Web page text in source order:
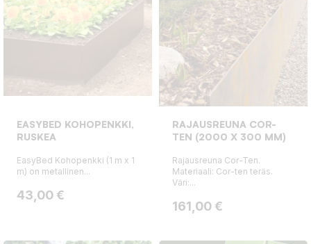
EASYBED KOHOPENKKI,
RUSKEA
EasyBed Kohopenkki (1 m x 1
m) on metallinen...
Hinta
43,00 €
RAJAUSREUNA COR-
TEN (2000 X 300 MM)
Rajausreuna Cor-Ten.
Materiaali: Cor-ten teräs.
Väri:...
Hinta
161,00 €